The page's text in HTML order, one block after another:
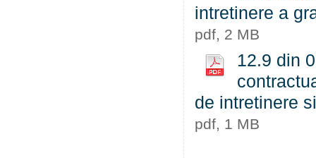
intretinere a
pdf, 2 MB
12.9 din
de intretinere
pdf, 1 MB